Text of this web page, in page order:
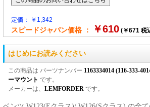
定価： ￥1,342
スピードジャパン価格 ： ￥610 (￥671 税
はじめにお読みください
この商品は パーツナンバー 1163334014 (116-333-
ーマウント です。
メーカーは、 LEMFORDER です。